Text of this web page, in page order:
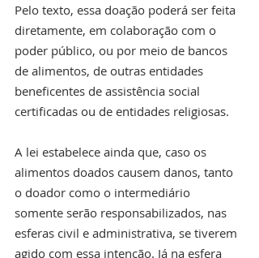
Pelo texto, essa doação poderá ser feita
diretamente, em colaboração com o
poder público, ou por meio de bancos
de alimentos, de outras entidades
beneficentes de assistência social
certificadas ou de entidades religiosas.
A lei estabelece ainda que, caso os
alimentos doados causem danos, tanto
o doador como o intermediário
somente serão responsabilizados, nas
esferas civil e administrativa, se tiverem
agido com essa intenção. Já na esfera